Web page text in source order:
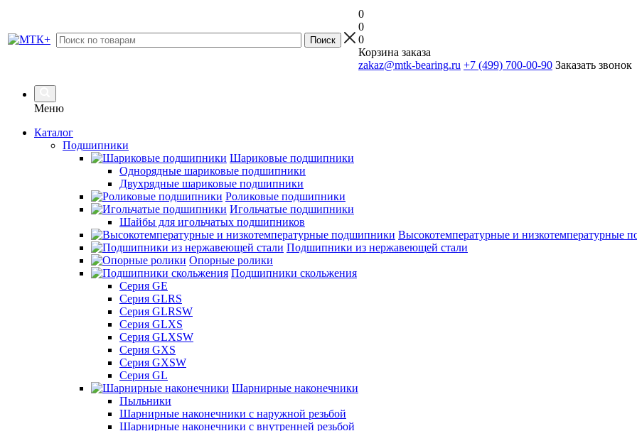
0
0
0
Корзина заказа
zakaz@mtk-bearing.ru +7 (499) 700-00-90 Заказать звонок
Меню
Каталог
Подшипники
Шариковые подшипники
Однорядные шариковые подшипники
Двухрядные шариковые подшипники
Роликовые подшипники
Игольчатые подшипники
Шайбы для игольчатых подшипников
Высокотемпературные и низкотемпературные
Подшипники из нержавеющей стали
Опорные ролики
Подшипники скольжения
Серия GE
Серия GLRS
Серия GLRSW
Серия GLXS
Серия GLXSW
Серия GXS
Серия GXSW
Серия GL
Шарнирные наконечники
Пыльники
Шарнирные наконечники с наружной резьбой
Шарнирные наконечники с внутренней резьбой